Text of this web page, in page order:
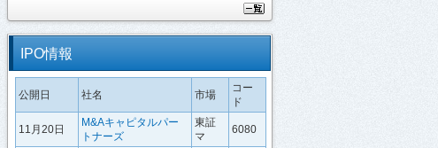
IPO情報
公開日 社名 市場
コー
ド
11月20日
M&Aキャピタルパー
トナーズ
東証
マ
6080